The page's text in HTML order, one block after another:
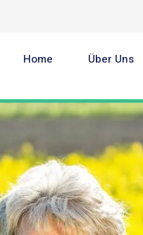
Home Über Uns